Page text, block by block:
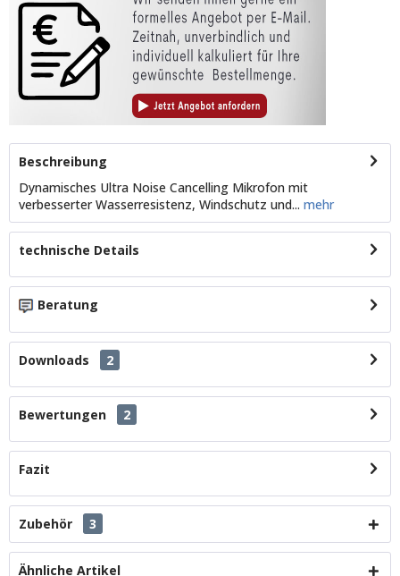
Beschreibung
Dynamisches Ultra Noise Cancelling Mikrofon mit
verbesserter Wasserresistenz, Windschutz und... mehr
technische Details
Beratung
Downloads 2
Bewertungen 2
Fazit
Zubehör 3
Ähnliche Artikel